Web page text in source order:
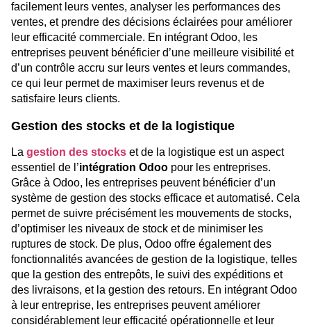
facilement leurs ventes, analyser les performances des
ventes, et prendre des décisions éclairées pour améliorer
leur efficacité commerciale. En intégrant Odoo, les
entreprises peuvent bénéficier d’une meilleure visibilité et
d’un contrôle accru sur leurs ventes et leurs commandes,
ce qui leur permet de maximiser leurs revenus et de
satisfaire leurs clients.
Gestion des stocks et de la logistique
La gestion des stocks et de la logistique est un aspect
essentiel de l’intégration Odoo pour les entreprises.
Grâce à Odoo, les entreprises peuvent bénéficier d’un
système de gestion des stocks efficace et automatisé. Cela
permet de suivre précisément les mouvements de stocks,
d’optimiser les niveaux de stock et de minimiser les
ruptures de stock. De plus, Odoo offre également des
fonctionnalités avancées de gestion de la logistique, telles
que la gestion des entrepôts, le suivi des expéditions et
des livraisons, et la gestion des retours. En intégrant Odoo
à leur entreprise, les entreprises peuvent améliorer
considérablement leur efficacité opérationnelle et leur